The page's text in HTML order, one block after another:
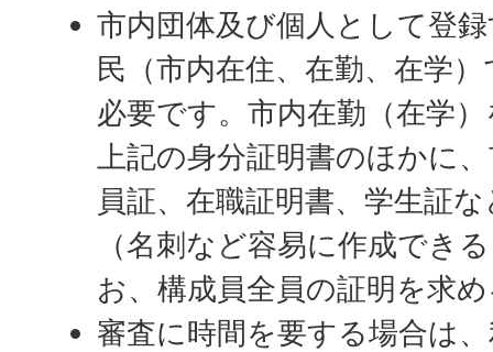
市内団体及び個人として登
民（市内在住、在勤、在学
必要です。市内在勤（在学
上記の身分証明書のほかに
員証、在職証明書、学生証
（名刺など容易に作成でき
お、構成員全員の証明を求
審査に時間を要する場合は